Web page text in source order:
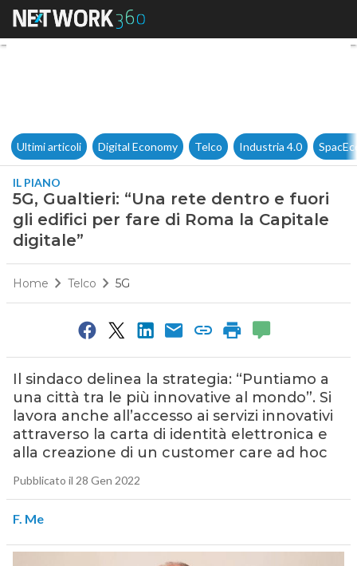
5G, Gualtieri: “Una rete
Ultimi articoli Digital Economy Telco Industria 4.0
IL PIANO
5G, Gualtieri: “Una rete dentro e fuori
gli edifici per fare di Roma la Capitale
digitale”
Home Telco 5G
Il sindaco delinea la strategia: “Puntiamo a
una città tra le più innovative al mondo”. Si
lavora anche all’accesso ai servizi innovativi
attraverso la carta di identità elettronica e
alla creazione di un customer care ad hoc
Pubblicato il 28 Gen 2022
F. Me